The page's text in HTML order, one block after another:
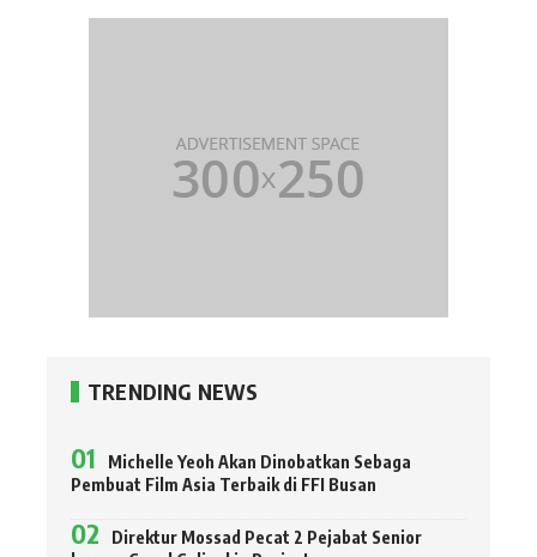
TRENDING NEWS
Michelle Yeoh Akan Dinobatkan Sebaga
Pembuat Film Asia Terbaik di FFI Busan
Direktur Mossad Pecat 2 Pejabat Senior